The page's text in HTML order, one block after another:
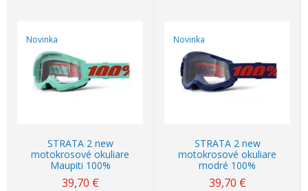
Novinka
STRATA 2 new
motokrosové okuliare
Maupiti 100%
39,70 €
Novinka
STRATA 2 new
motokrosové okuliare
modré 100%
39,70 €